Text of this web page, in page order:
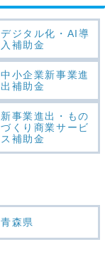
デジタル化・AI導
入補助金
中小企業新事業進
出補助金
新事業進出・もの
づくり商業サービ
ス補助金
青森県